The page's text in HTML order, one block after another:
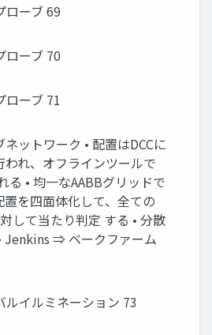
ローブ 69
ローブ 70
ローブ 71
ネットワーク • 配置はDCCに
われ、オフラインツールで
る • 均一なAABBグリッドで
置を四面体化して、全ての
して当たり判定 する • 分散
Jenkins ⇒ ベークファーム
ルイルミネーション 73